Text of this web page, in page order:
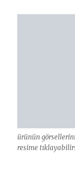
ürünün
resime